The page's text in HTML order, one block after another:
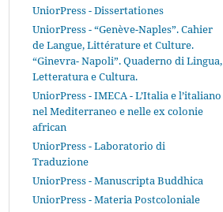
UniorPress - Dissertationes
UniorPress - “Genève-Naples”. Cahier
de Langue, Littérature et Culture.
“Ginevra- Napoli”. Quaderno di Lingua,
Letteratura e Cultura.
UniorPress - IMECA - L’Italia e l’italiano
nel Mediterraneo e nelle ex colonie
african
UniorPress - Laboratorio di
Traduzione
UniorPress - Manuscripta Buddhica
UniorPress - Materia Postcoloniale